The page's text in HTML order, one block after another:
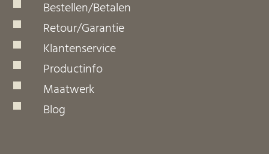
Bestellen/Betalen
Retour/Garantie
Klantenservice
Productinfo
Maatwerk
Blog